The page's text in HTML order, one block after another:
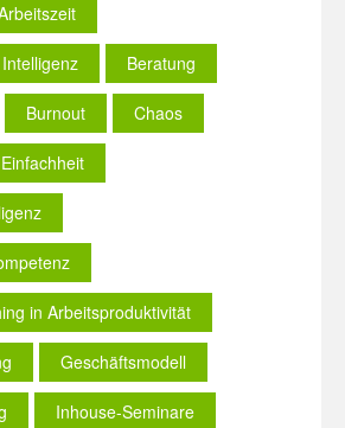
Beratung
Burnout Chaos
Einfachheit
in Arbeitsproduktivität
Geschäftsmodell
Inhouse-Seminare